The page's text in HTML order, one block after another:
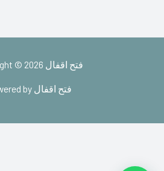
Copyright © 2026 فتح اقفال
Powered by فتح اقفال